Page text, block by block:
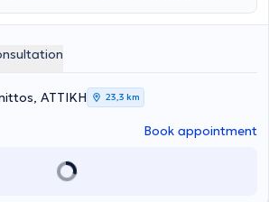
Ψυχοθεραπεία "Λόγω Ψυχής", τα
καθώς και η Ειδική Αγωγή από το
με κύριο ρόλο την υποστήριξη μαθητών,
ΑΤΤΙΚΗ 23,3 km
Book appointment